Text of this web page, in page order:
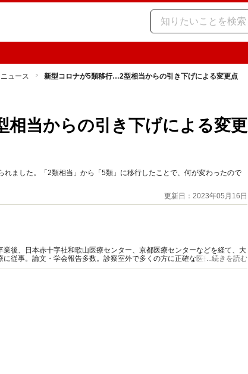
ュース 新型コロナが5類移行…2型相当からの引き下げによる変更点
当からの引き下げによる変更
れました。「2類相当」から「5類」に移行したことで、何が変わったので
更新日：2023年05月16日
後、日本赤十字社和歌山医療センター、京都医療センターなどを経て、大
従事。論文・学会報告多数。診察室外で多くの方に正確な医療情報を届け
多くの情報発信を行っている。
...続きを読む